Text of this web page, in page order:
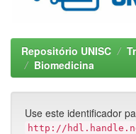
Repositório UNISC
Biomedicina
Use este identificador
http://